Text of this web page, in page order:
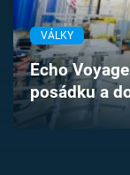
Časopis
Sledujte
VÁLKY
Echo
posádku a